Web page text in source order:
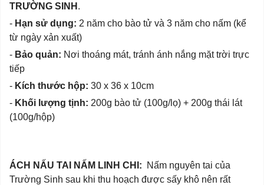
TRƯỜNG SINH .
- Hạn sử dụng: 2 năm cho bào tử và 3 năm cho nấm (kể
từ ngày xản xuất)
- Bảo quản: Nơi thoáng mát, tránh ánh nắng mặt trời trực
tiếp
- Kích thước hộp: 30 x 36 x 10cm
- Khối lượng tịnh: 200g bào tử (100g/lọ) + 200g thái lát
(100g/hộp)
ÁCH NẤU TAI NẤM LINH CHI:
Nấm nguyên tai của
Trường Sinh sau khi thu hoạch được sấy khô nên rất